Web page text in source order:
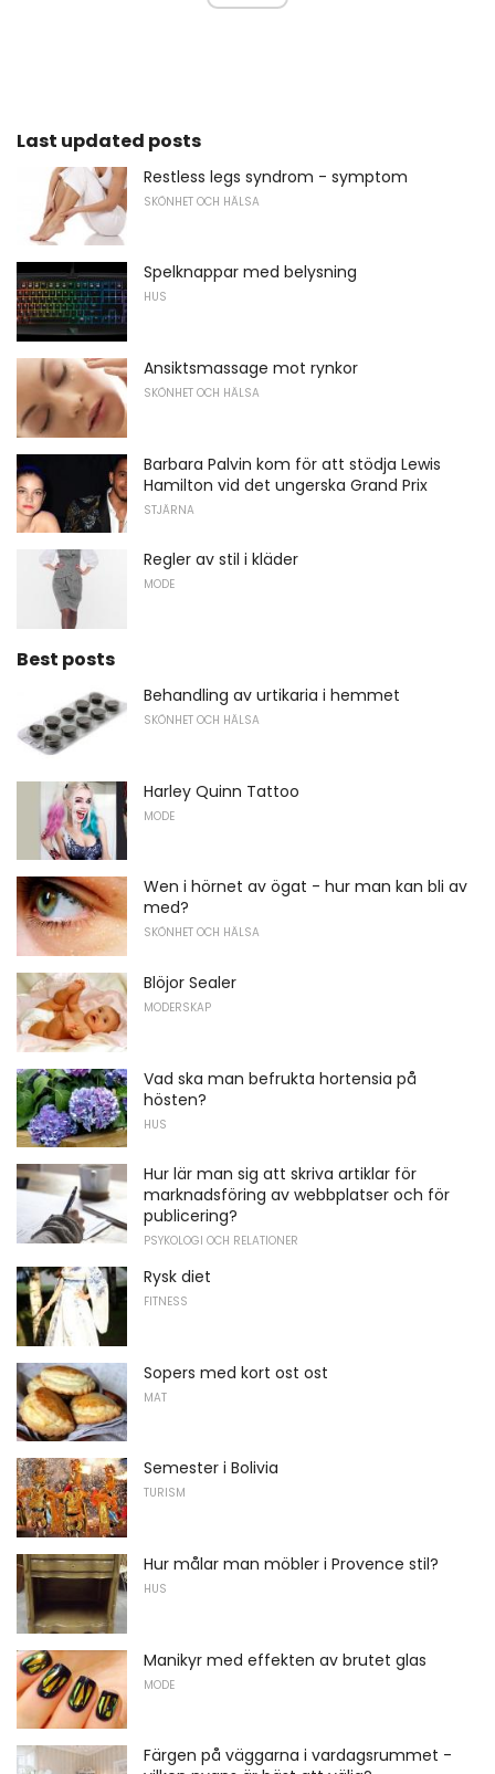
Last updated posts
Restless legs syndrom - symptom
SKÖNHET OCH HÄLSA
Spelknappar med belysning
HUS
Ansiktsmassage mot rynkor
SKÖNHET OCH HÄLSA
Barbara Palvin kom för att stödja Lewis
Hamilton vid det ungerska Grand Prix
STJÄRNA
Regler av stil i kläder
MODE
Best posts
Behandling av urtikaria i hemmet
SKÖNHET OCH HÄLSA
Harley Quinn Tattoo
MODE
Wen i hörnet av ögat - hur man kan bli av
med?
SKÖNHET OCH HÄLSA
Blöjor Sealer
MODERSKAP
Vad ska man befrukta hortensia på
hösten?
HUS
Hur lär man sig att skriva artiklar för
marknadsföring av webbplatser och för
publicering?
PSYKOLOGI OCH RELATIONER
Rysk diet
FITNESS
Sopers med kort ost ost
MAT
Semester i Bolivia
TURISM
Hur målar man möbler i Provence stil?
HUS
Manikyr med effekten av brutet glas
MODE
Färgen på väggarna i vardagsrummet -